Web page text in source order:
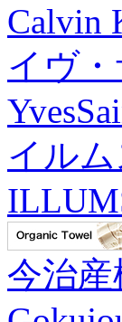
Calvin
イヴ
イルム
今治